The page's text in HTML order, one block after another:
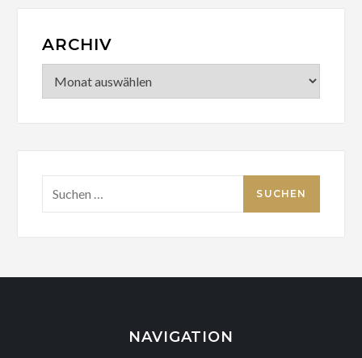
ARCHIV
NAVIGATION